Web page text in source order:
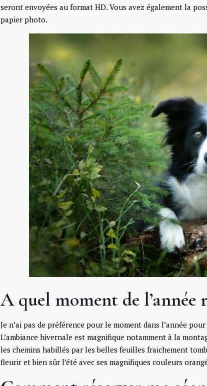
seront envoyées au format HD. Vous avez également la
papier photo.
A quel moment de l’année
Je n’ai pas de préférence pour le moment dans l’année
L’ambiance hivernale est magnifique notamment à la
les chemins habillés par les belles feuilles fraichement
fleurir et bien sûr l’été avec ses magnifiques couleurs